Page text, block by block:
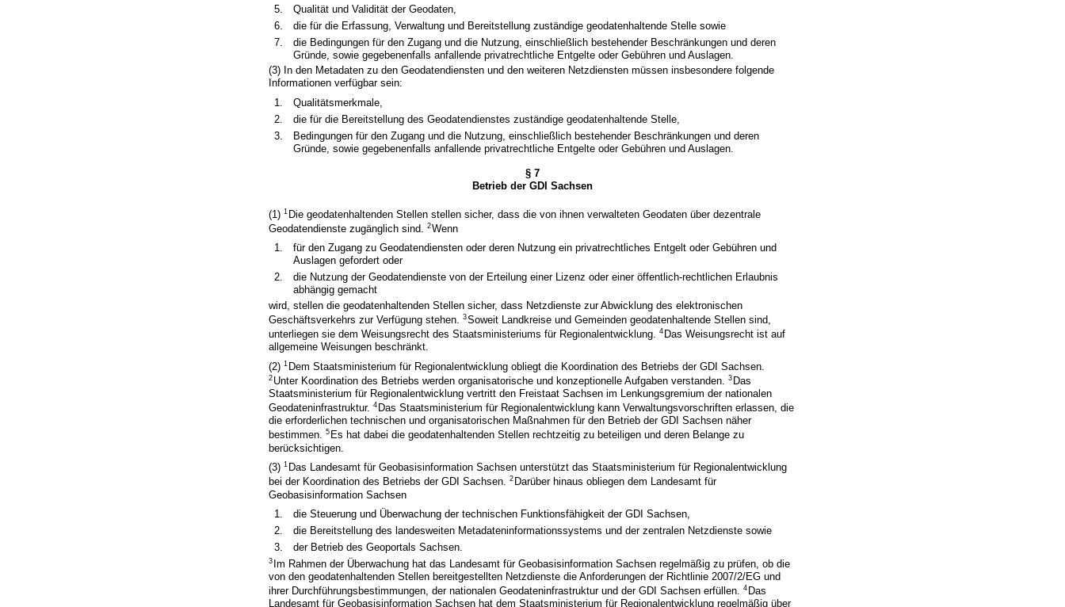
5.
Qualität und Validität der Geodaten,
6.
die für die Erfassung, Verwaltung und Bereitstellung zuständige geodatenhaltende Stelle sowie
7.
die Bedingungen für den Zugang und die Nutzung, einschließlich bestehender Beschränkungen und deren
Gründe, sowie gegebenenfalls anfallende privatrechtliche Entgelte oder Gebühren und Auslagen.
(3) In den Metadaten zu den Geodatendiensten und den weiteren Netzdiensten müssen insbesondere folgende
Informationen verfügbar sein:
1.
Qualitätsmerkmale,
2.
die für die Bereitstellung des Geodatendienstes zuständige geodatenhaltende Stelle,
3.
Bedingungen für den Zugang und die Nutzung, einschließlich bestehender Beschränkungen und deren
Gründe, sowie gegebenenfalls anfallende privatrechtliche Entgelte oder Gebühren und Auslagen.
§ 7
Betrieb der GDI Sachsen
(1)1 Die geodatenhaltenden Stellen stellen sicher, dass die von ihnen verwalteten Geodaten über dezentrale
Geodatendienste zugänglich sind.2Wenn
1.
für den Zugang zu Geodatendiensten oder deren Nutzung ein privatrechtliches Entgelt oder Gebühren und
Auslagen gefordert oder
2.
die Nutzung der Geodatendienste von der Erteilung einer Lizenz oder einer öffentlich-rechtlichen Erlaubnis
abhängig gemacht
wird, stellen die geodatenhaltenden Stellen sicher, dass Netzdienste zur Abwicklung des elektronischen
Geschäftsverkehrs zur Verfügung stehen.3Soweit Landkreise und Gemeinden geodatenhaltende Stellen sind,
unterliegen sie dem Weisungsrecht des Staatsministeriums für Regionalentwicklung.4 Das Weisungsrecht ist auf
allgemeine Weisungen beschränkt.
(2)1 Dem Staatsministerium für Regionalentwicklung obliegt die Koordination des Betriebs der GDI Sachsen.
2 Unter Koordination des Betriebs werden organisatorische und konzeptionelle Aufgaben verstanden.3 Das
Staatsministerium für Regionalentwicklung vertritt den Freistaat Sachsen im Lenkungsgremium der nationalen
Geodateninfrastruktur.4 Das Staatsministerium für Regionalentwicklung kann Verwaltungsvorschriften erlassen, die
die erforderlichen technischen und organisatorischen Maßnahmen für den Betrieb der GDI Sachsen näher
bestimmen.5 Es hat dabei die geodatenhaltenden Stellen rechtzeitig zu beteiligen und deren Belange zu
berücksichtigen.
(3)1 Das Landesamt für Geobasisinformation Sachsen unterstützt das Staatsministerium für Regionalentwicklung
bei der Koordination des Betriebs der GDI Sachsen.2 Darüber hinaus obliegen dem Landesamt für
Geobasisinformation Sachsen
1.
die Steuerung und Überwachung der technischen Funktionsfähigkeit der GDI Sachsen,
2.
die Bereitstellung des landesweiten Metadateninformationssystems und der zentralen Netzdienste sowie
3.
der Betrieb des Geoportals Sachsen.
3 Im Rahmen der Überwachung hat das Landesamt für Geobasisinformation Sachsen regelmäßig zu prüfen, ob die
von den geodatenhaltenden Stellen bereitgestellten Netzdienste die Anforderungen der Richtlinie 2007/2/EG und
ihrer Durchführungsbestimmungen, der nationalen Geodateninfrastruktur und der GDI Sachsen erfüllen.4 Das
Landesamt für Geobasisinformation Sachsen hat dem Staatsministerium für Regionalentwicklung regelmäßig über